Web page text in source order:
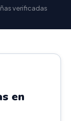
verificadas
en